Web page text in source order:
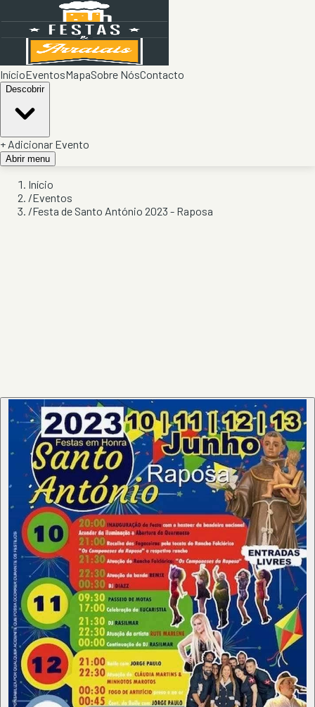
InícioEventosMapaSobre NósContacto
Descobrir
+ Adicionar Evento
Abrir menu
Início
/Eventos
/Festa de Santo António 2023 - Raposa